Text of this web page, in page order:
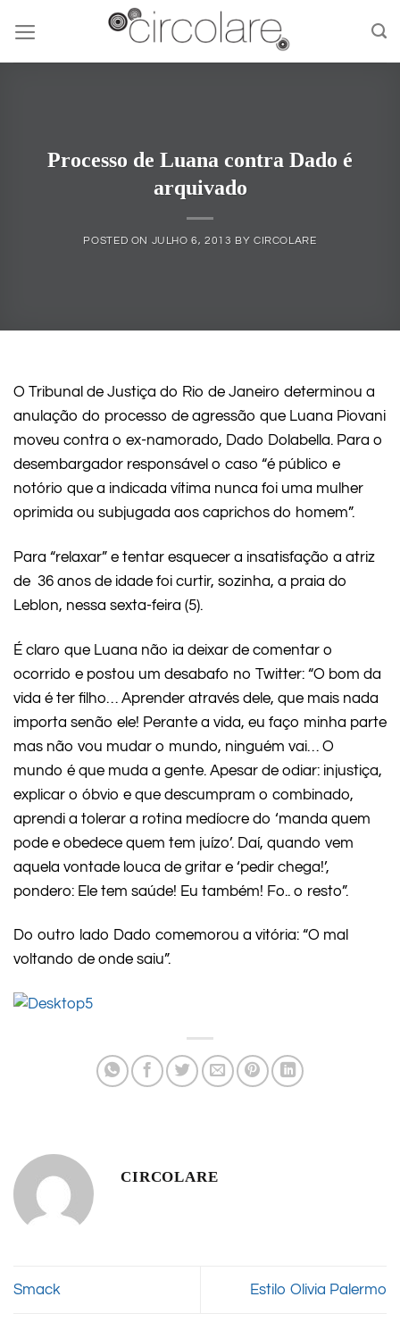
content
Processo de Luana contra Dado é
arquivado
POSTED ON JULHO 6, 2013 BY CIRCOLARE
O Tribunal de Justiça do Rio de Janeiro determinou a
anulação do processo de agressão que Luana Piovani
moveu contra o ex-namorado, Dado Dolabella. Para o
desembargador responsável o caso “é público e
notório que a indicada vítima nunca foi uma mulher
oprimida ou subjugada aos caprichos do homem”.
Para “relaxar” e tentar esquecer a insatisfação a atriz
de 36 anos de idade foi curtir, sozinha, a praia do
Leblon, nessa sexta-feira (5).
É claro que Luana não ia deixar de comentar o
ocorrido e postou um desabafo no Twitter: “O bom da
vida é ter filho… Aprender através dele, que mais nada
importa senão ele! Perante a vida, eu faço minha parte
mas não vou mudar o mundo, ninguém vai… O
mundo é que muda a gente. Apesar de odiar: injustiça,
explicar o óbvio e que descumpram o combinado,
aprendi a tolerar a rotina medíocre do ‘manda quem
pode e obedece quem tem juízo’. Daí, quando vem
aquela vontade louca de gritar e ‘pedir chega!’,
pondero: Ele tem saúde! Eu também! Fo.. o resto”.
Do outro lado Dado comemorou a vitória: “O mal
voltando de onde saiu”.
CIRCOLARE
Smack Estilo Olivia Palermo